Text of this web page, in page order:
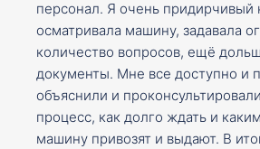
персонал. Я очень придирчивый
осматривала машину, задавала
количество вопросов, ещё
документы. Мне все доступно и
объяснили и
процесс, как долго ждать и
машину привозят и выдают. В